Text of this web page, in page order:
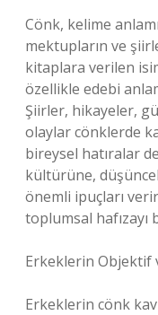
Cönk, kelime
mektupların ve
kitaplara verilen
özellikle edebi
Şiirler, hikayeler,
olaylar cönklerde
bireysel hatıralar
kültürüne,
önemli ipuçları
toplumsal
Erkeklerin Objektif
Erkeklerin cönk